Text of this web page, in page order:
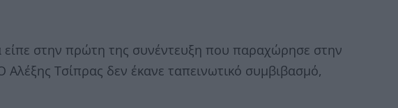
είπε στην πρώτη της συνέντευξη που παραχώρησε στην
Τσίπρας δεν έκανε ταπεινωτικό συμβιβασμό,